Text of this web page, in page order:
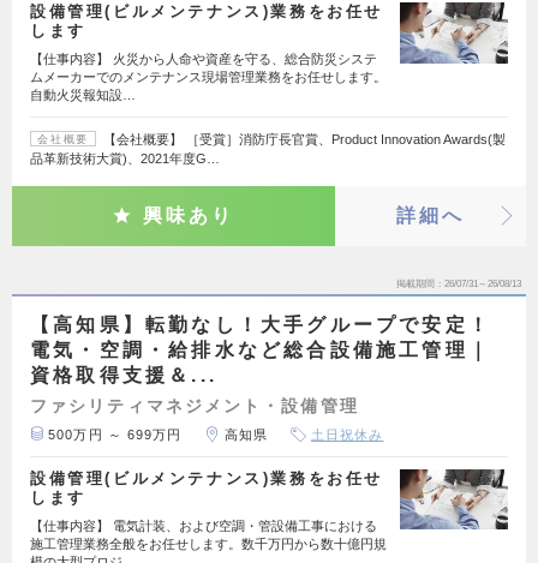
設備管理(ビルメンテナンス)業務をお任せ
します
【仕事内容】 火災から人命や資産を守る、総合防災システ
ムメーカーでのメンテナンス現場管理業務をお任せします。
自動火災報知設…
会社概要
【会社概要】 ［受賞］消防庁長官賞、Product Innovation Awards(製
品革新技術大賞)、2021年度G…
興味あり 詳細へ
掲載期間 26/07/31～26/08/13
【高知県】転勤なし！大手グループで安定！
電気・空調・給排水など総合設備施工管理｜
資格取得支援＆...
ファシリティマネジメント・設備管理
500万円 ～ 699万円 高知県 土日祝休み
設備管理(ビルメンテナンス)業務をお任せ
します
【仕事内容】 電気計装、および空調・管設備工事における
施工管理業務全般をお任せします。数千万円から数十億円規